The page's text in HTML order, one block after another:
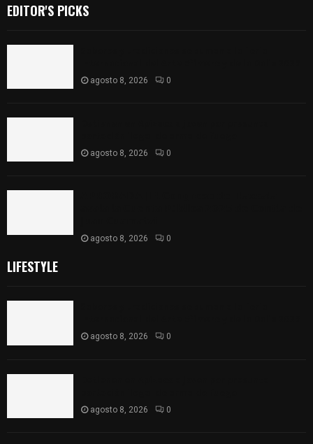
EDITOR'S PICKS
agosto 8, 2026 0
agosto 8, 2026 0
agosto 8, 2026 0
LIFESTYLE
agosto 8, 2026 0
agosto 8, 2026 0